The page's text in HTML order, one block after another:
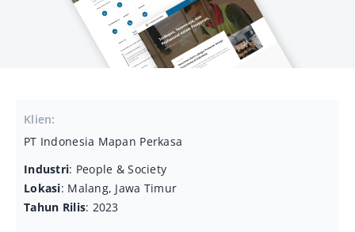
Klien:
PT Indonesia Mapan Perkasa
Industri: People & Society
Lokasi: Malang, Jawa Timur
Tahun Rilis: 2023